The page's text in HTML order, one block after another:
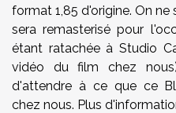
format 1,85 d'origine. On ne
sera remasterisé pour
étant ratachée à Studio
vidéo du film chez
d'attendre à ce que ce
chez nous. Plus